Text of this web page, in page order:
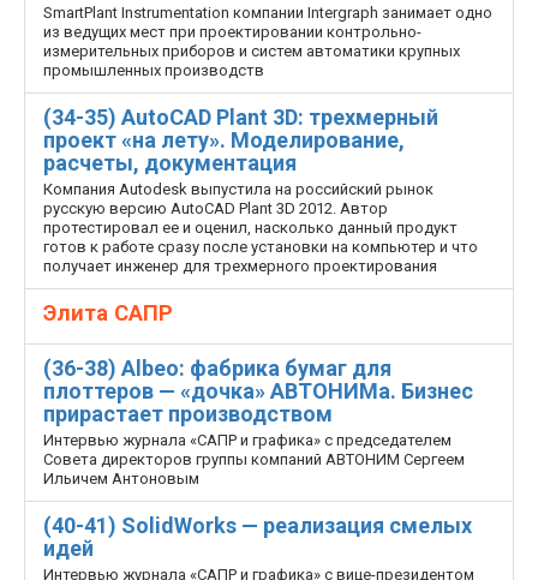
SmartPlant Instrumentation компании Intergraph занимает одно
из ведущих мест при проектировании контрольно-
измерительных приборов и систем автоматики крупных
промышленных производств
(34-35) AutoCAD Plant 3D: трехмерный
проект «на лету». Моделирование,
расчеты, документация
Компания Autodesk выпустила на российский рынок
русскую версию AutoCAD Plant 3D 2012. Автор
протестировал ее и оценил, насколько данный продукт
готов к работе сразу после установки на компьютер и что
получает инженер для трехмерного проектирования
Элита САПР
(36-38) Albeo: фабрика бумаг для
плоттеров — «дочка» АВТОНИМа. Бизнес
прирастает производством
Интервью журнала «САПР и графика» с председателем
Совета директоров группы компаний АВТОНИМ Сергеем
Ильичем Антоновым
(40-41) SolidWorks — реализация смелых
идей
Интервью журнала «САПР и графика» с вице-президентом